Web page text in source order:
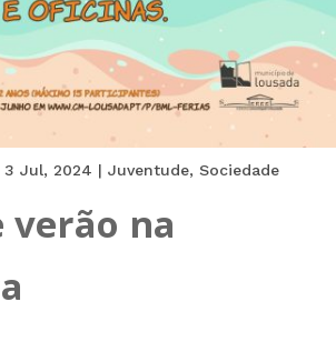
3 Jul, 2024 | Juventude, Sociedade
verão na